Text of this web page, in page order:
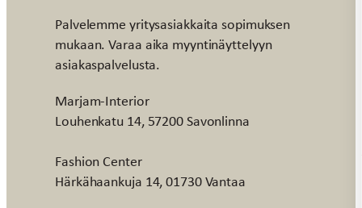
Palvelemme yritysasiakkaita sopimuksen
mukaan. Varaa aika myyntinäyttelyyn
asiakaspalvelusta.
Marjam-Interior
Louhenkatu 14, 57200 Savonlinna
Fashion Center
Härkähaankuja 14, 01730 Vantaa